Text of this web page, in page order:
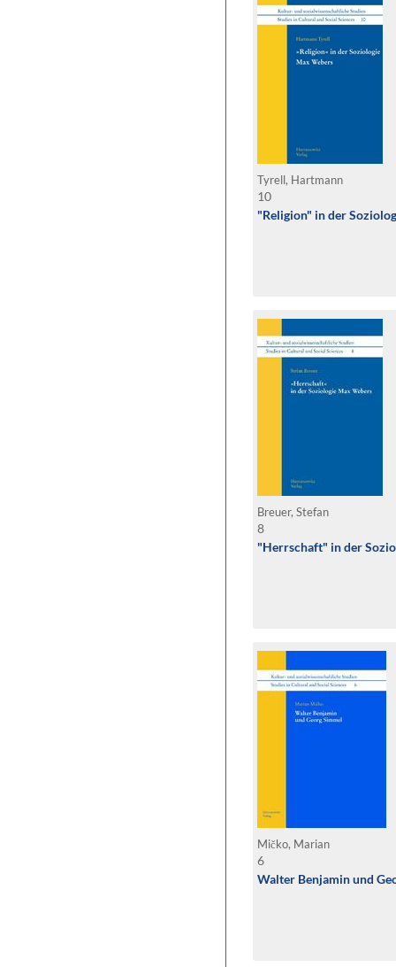
Tyrell, Hartmann
10
"Religion" in der
Breuer, Stefan
8
"Herrschaft" in der
Mičko, Marian
6
Walter Benjamin und